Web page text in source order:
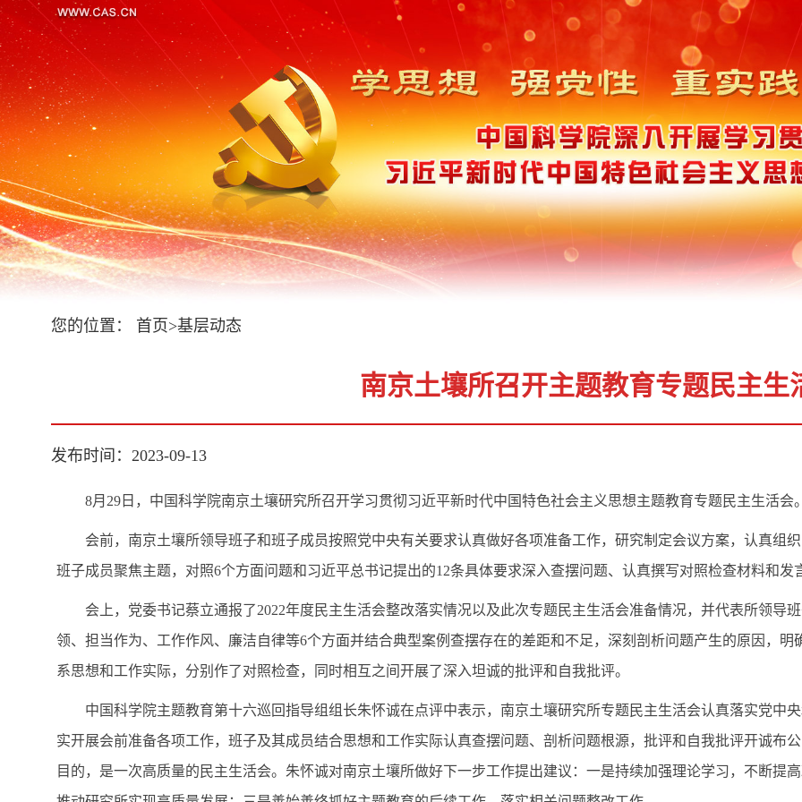
您的位置： 首页>基层动态
南京土壤所召开主题教育专题民主生
发布时间：2023-09-13
8月29日，中国科学院南京土壤研究所召开学习贯彻习近平新时代中国特色社会主义思想主题教育专题民主生活
会前，南京土壤所领导班子和班子成员按照党中央有关要求认真做好各项准备工作，研究制定会议方案，认真组
班子成员聚焦主题，对照6个方面问题和习近平总书记提出的12条具体要求深入查摆问题、认真撰写对照检查材料和
会上，党委书记蔡立通报了2022年度民主生活会整改落实情况以及此次专题民主生活会准备情况，并代表所领导
领、担当作为、工作作风、廉洁自律等6个方面并结合典型案例查摆存在的差距和不足，深刻剖析问题产生的原因，
系思想和工作实际，分别作了对照检查，同时相互之间开展了深入坦诚的批评和自我批评。
中国科学院主题教育第十六巡回指导组组长朱怀诚在点评中表示，南京土壤研究所专题民主生活会认真落实党中
实开展会前准备各项工作，班子及其成员结合思想和工作实际认真查摆问题、剖析问题根源，批评和自我批评开诚布
目的，是一次高质量的民主生活会。朱怀诚对南京土壤所做好下一步工作提出建议：一是持续加强理论学习，不断提